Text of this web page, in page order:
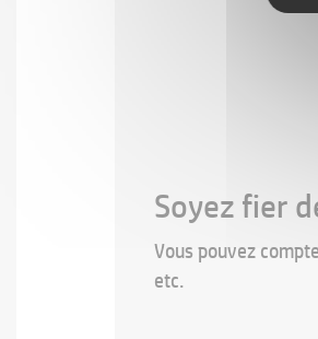
Soyez fier
Vous pouvez
etc.